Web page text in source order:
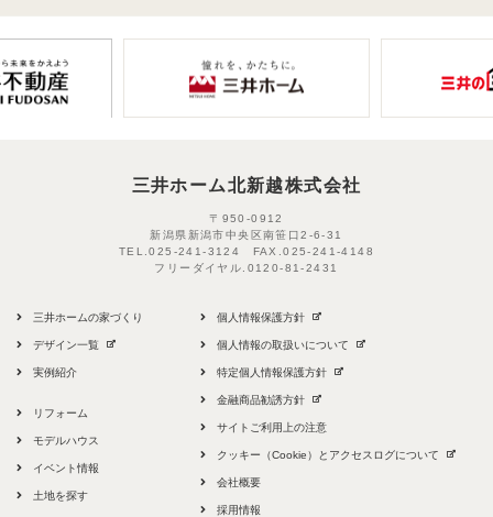
三井ホーム北新越株式会社
〒950-0912
新潟県新潟市中央区南笹口2-6-31
TEL.025-241-3124 FAX.025-241-4148
フリーダイヤル. 0120-81-2431
三井ホームの家づくり
デザイン一覧
実例紹介
リフォーム
モデルハウス
イベント情報
土地を探す
個人情報保護方針
個人情報の取扱いについて
特定個人情報保護方針
金融商品勧誘方針
サイトご利用上の注意
クッキー（Cookie）とアクセスログについて
会社概要
採用情報